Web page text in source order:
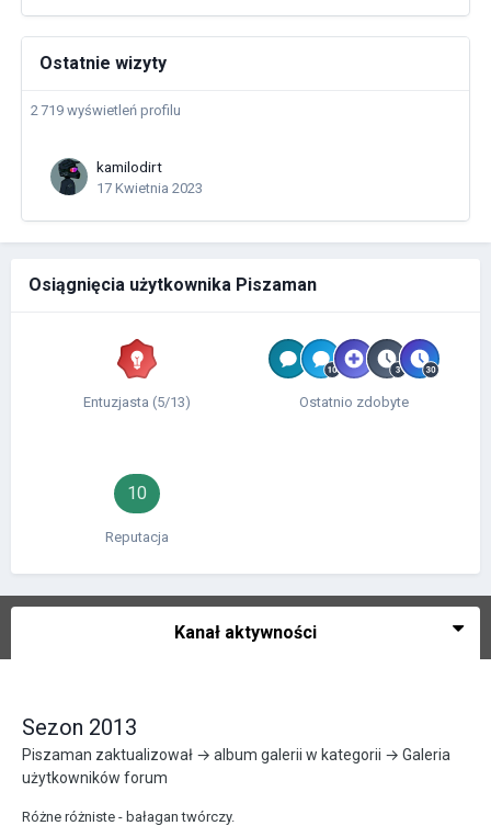
Ostatnie wizyty
2 719 wyświetleń profilu
kamilodirt
17 Kwietnia 2023
Osiągnięcia użytkownika Piszaman
Entuzjasta (5/13) Ostatnio zdobyte
10
Reputacja
Kanał aktywności
Sezon 2013
Piszaman zaktualizował → album galerii w kategorii → Galeria
użytkowników forum
Różne różniste - bałagan twórczy.